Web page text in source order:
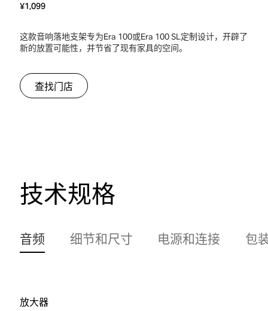
¥1,099
这款音响落地支架专为Era 100或Era 100 SL定制设计，开辟了
新的放置可能性，并节省了现有家具的空间。
查找门店
技术规格
音频 细节和尺寸 电源和连接 包
放大器